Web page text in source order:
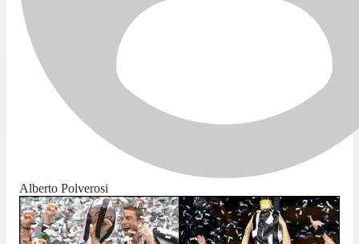
Alberto Polverosi